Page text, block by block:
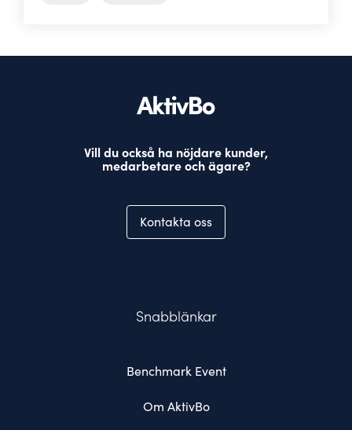
Vill du också ha nöjdare kunder,
medarbetare och ägare?
Kontakta oss
Snabblänkar
Benchmark Event
Om AktivBo